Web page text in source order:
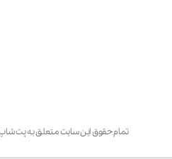
تمام حقوق این سایت متعلق به پت شاپ